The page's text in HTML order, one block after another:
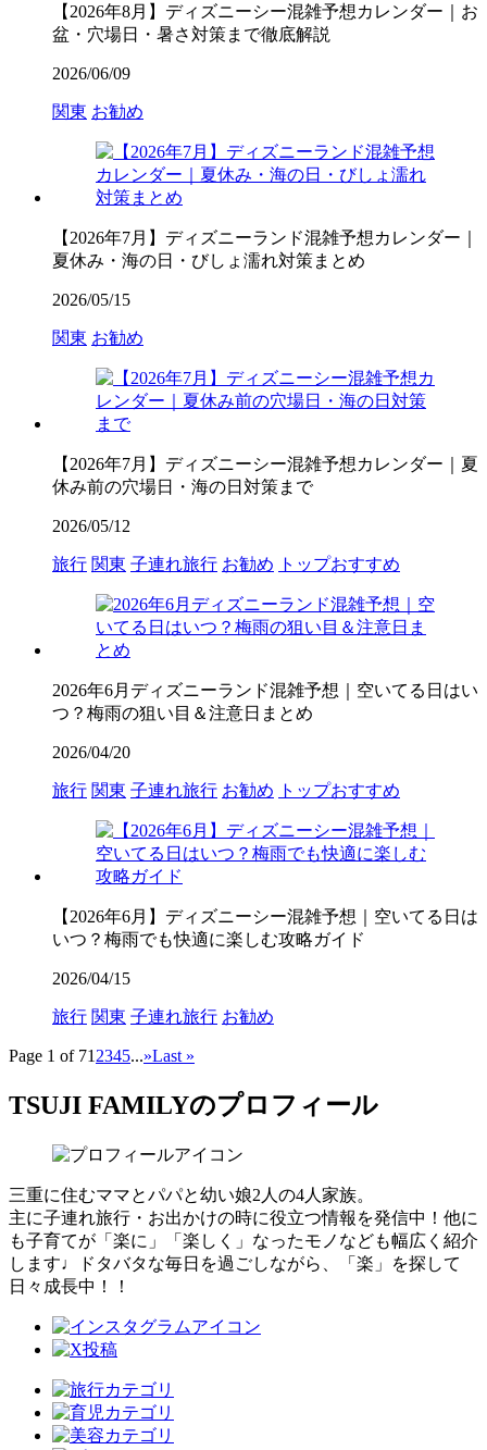
【2026年8月】ディズニーシー混雑予想カレンダー｜お
盆・穴場日・暑さ対策まで徹底解説
2026/06/09
関東 お勧め
【2026年7月】ディズニーランド混雑予想カレンダー｜
夏休み・海の日・びしょ濡れ対策まとめ
2026/05/15
関東 お勧め
【2026年7月】ディズニーシー混雑予想カレンダー｜夏
休み前の穴場日・海の日対策まで
2026/05/12
旅行 関東 子連れ旅行 お勧め トップおすすめ
2026年6月ディズニーランド混雑予想｜空いてる日はい
つ？梅雨の狙い目＆注意日まとめ
2026/04/20
旅行 関東 子連れ旅行 お勧め トップおすすめ
【2026年6月】ディズニーシー混雑予想｜空いてる日は
いつ？梅雨でも快適に楽しむ攻略ガイド
2026/04/15
旅行 関東 子連れ旅行 お勧め
Page 1 of 71 2345...»Last »
TSUJI FAMILYのプロフィール
三重に住むママとパパと幼い娘2人の4人家族。
主に子連れ旅行・お出かけの時に役立つ情報を発信中！他に
も子育てが「楽に」「楽しく」なったモノなども幅広く紹介
します♩ドタバタな毎日を過ごしながら、「楽」を探して
日々成長中！！